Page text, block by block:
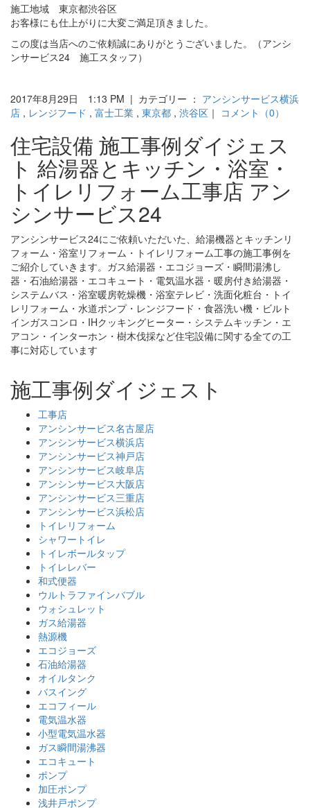
施工地域 東京都渋谷区
お客様にも仕上がりに大変ご満足頂きました。
この度は当店へのご依頼誠にありがとうございました。（アンシ
ンサービス24 施工スタッフ）
2017年8月29日 1:13 PM | カテゴリー ： アンシンサービス横浜
店 , レンジフード , 富士工業 , 東京都 , 渋谷区 ｜ コメント（0）
住宅設備 施工事例ダイジェス
ト 給湯器とキッチン・浴室・
トイレリフォーム工事店 アン
シンサービス24
アンシンサービス24にご依頼いただいた、給湯機器とキッチンリ
フォーム・浴室リフォーム・トイレリフォーム工事の施工事例を
ご紹介していきます。ガス給湯器・エコジョーズ・瞬間湯沸し
器・石油給湯器・エコキュート・電気温水器・暖房付き給湯器・
システムバス・浴室暖房乾燥機・浴室テレビ・洗面化粧台・トイ
レリフォーム・水道ポンプ・レンジフード・食器洗い機・ビルト
インガスコンロ・IHクッキングヒーター・システムキッチン・エ
アコン・インターホン・樹木伐採など住宅設備に関する全ての工
事に対応しています
施工事例ダイジェスト
工事店
アンシンサービス名古屋店
アンシンサービス横浜店
アンシンサービス神戸店
アンシンサービス岐阜店
アンシンサービス大阪店
アンシンサービス三重店
アンシンサービス浜松店
トイレリフォーム
シャワートイレ
トイレボールタップ
トイレレバー
和式便器
ウルトラファインバブル
ウォシュレット
ガス給湯器
熱源機
エコジョーズ
石油給湯器
オイルタンク
バスイング
エコフィール
電気温水器
小型電気温水器
ガス瞬間湯沸器
エコキュート
ポンプ
加圧ポンプ
浅井戸ポンプ